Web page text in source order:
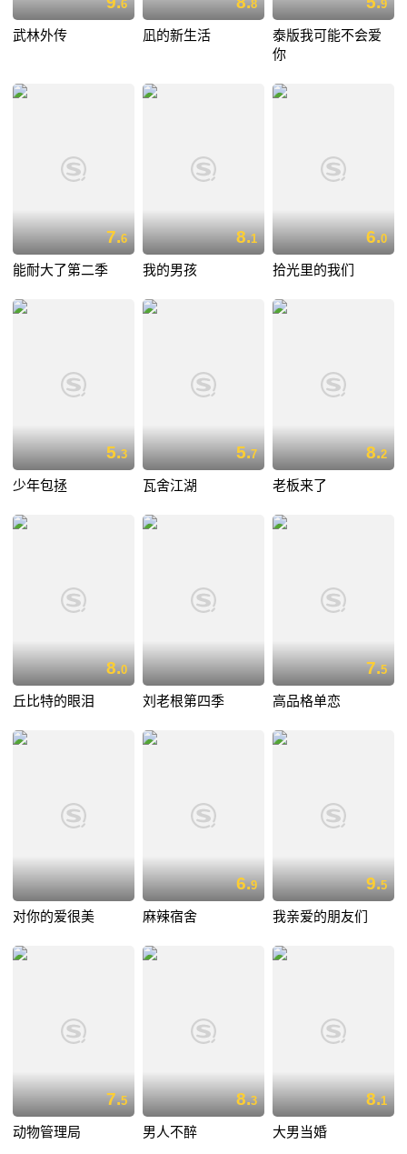
6
武林外传
8
凪的新生活
9
泰版我可能不会爱
你
7.6
能耐大了第二季
8.1
我的男孩
6.0
拾光里的我们
5.3
少年包拯
5.7
瓦舍江湖
8.2
老板来了
8.0
丘比特的眼泪 刘老根第四季
7.5
高品格单恋
对你的爱很美
6.9
麻辣宿舍
9.5
我亲爱的朋友们
7.5
动物管理局
8.3
男人不醉
8.1
大男当婚